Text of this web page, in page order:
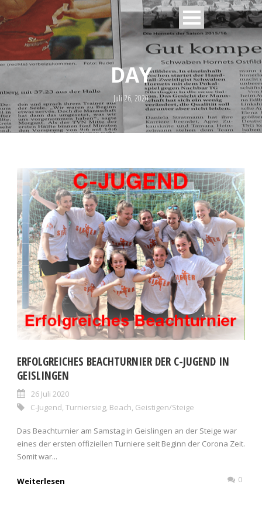
DAY
Juli 26, 2020
ERFOLGREICHES BEACHTURNIER DER C-JUGEND IN
GEISLINGEN
26 Juli 2020
C-Jugend Turniersieg Beach Geistigen/Steige
Das Beachturnier am Samstag in Geislingen an der Steige war
eines der ersten offiziellen Turniere seit Beginn der Corona Zeit.
Somit war...
Weiterlesen 0